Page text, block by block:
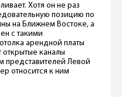
Хотя он не раз
позицию по
на Ближнем Востоке, а
с такими
арендной платы
открытые каналы
представителей Левой
относится к ним